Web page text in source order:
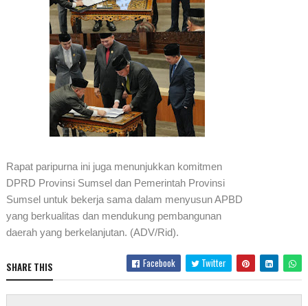
Rapat paripurna ini juga menunjukkan komitmen
DPRD Provinsi Sumsel dan Pemerintah Provinsi
Sumsel untuk bekerja sama dalam menyusun APBD
yang berkualitas dan mendukung pembangunan
daerah yang berkelanjutan. (ADV/Rid).
SHARE THIS Facebook Twitter